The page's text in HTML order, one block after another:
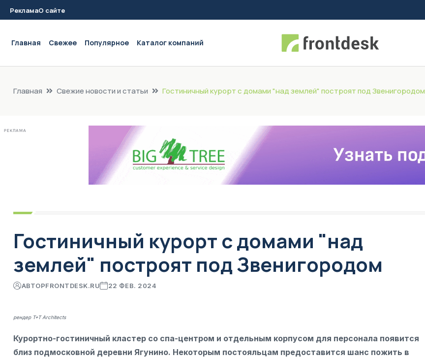
РекламаО сайте
Главная Свежее Популярное Каталог компаний
Главная Свежие новости и статьи Гостиничный курорт с домами "над землей" построят под Звенигородом
РЕКЛАМА
Гостиничный курорт с домами "над
землей" построят под Звенигородом
АВТОРFRONTDESK.RU 22 ФЕВ. 2024
рендер T+T Architects
Курортно-гостиничный кластер со спа-центром и отдельным корпусом для персонала появится
близ подмосковной деревни Ягунино. Некоторым постояльцам предоставится шанс пожить в